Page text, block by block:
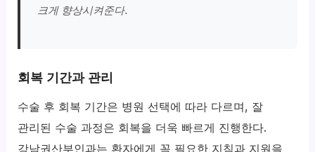
크게 향상시켜준다.
회복 기간과 관리
수술 후 회복 기간은 병원 선택에 따라 다르며, 잘
관리된 수술 과정은 회복을 더욱 빠르게 진행한다.
강남권산부인과는 환자에게 꼭 필요한 지침과 지원을